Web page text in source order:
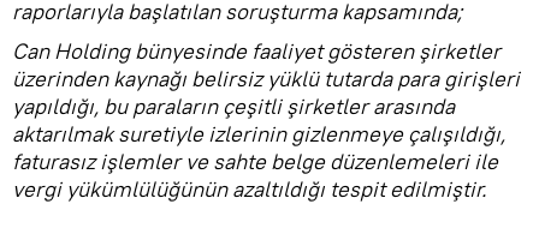
raporlarıyla başlatılan soruşturma kapsamında;
Can Holding bünyesinde faaliyet gösteren şirketler
üzerinden kaynağı belirsiz yüklü tutarda para girişleri
yapıldığı, bu paraların çeşitli şirketler arasında
aktarılmak suretiyle izlerinin gizlenmeye çalışıldığı,
faturasız işlemler ve sahte belge düzenlemeleri ile
vergi yükümlülüğünün azaltıldığı tespit edilmiştir.